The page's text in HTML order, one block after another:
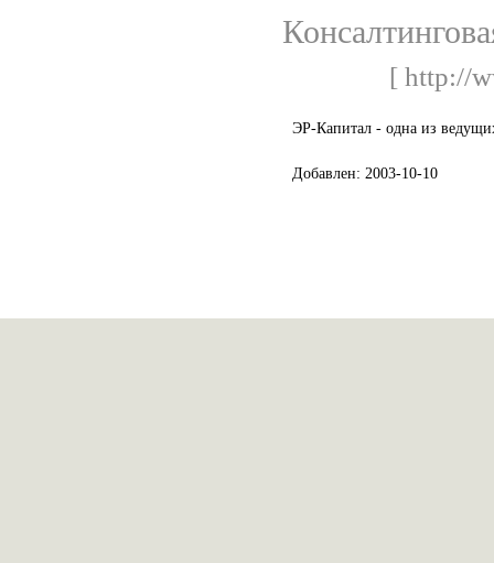
[ http://
ЭР-Капитал - одна из
Добавлен: 2003-10-10